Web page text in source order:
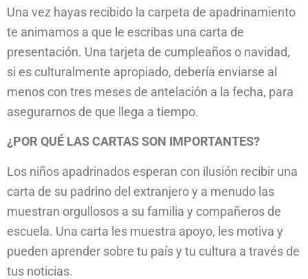
Una vez hayas recibido la carpeta de apadrinamiento
te animamos a que le escribas una carta de
presentación. Una tarjeta de cumpleaños o navidad,
si es culturalmente apropiado, debería enviarse al
menos con tres meses de antelación a la fecha, para
asegurarnos de que llega a tiempo.
¿POR QUÉ LAS CARTAS SON IMPORTANTES?
Los niños apadrinados esperan con ilusión recibir una
carta de su padrino del extranjero y a menudo las
muestran orgullosos a su familia y compañeros de
escuela. Una carta les muestra apoyo, les motiva y
pueden aprender sobre tu país y tu cultura a través de
tus noticias.